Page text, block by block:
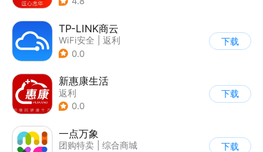
TP-LINK商云
WiFi安全
返利
0.0
下载
新惠康生活
返利
0.0
下载
一点万象
团购特卖
综合商城
下载